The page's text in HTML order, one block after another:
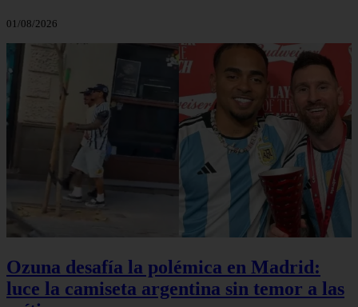
01/08/2026
Ozuna desafía la polémica en Madrid:
luce la camiseta argentina sin temor a las